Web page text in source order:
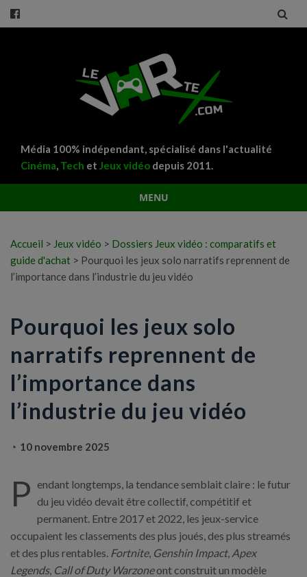
Média 100% indépendant, spécialisé dans l'actualité
Cinéma, Tech et Jeux vidéo depuis 2011.
MENU
Accueil > Jeux vidéo > Dossiers Jeux vidéo : comparatifs et
guide d'achat > Pourquoi les jeux solo narratifs reprennent de
l’importance dans l’industrie du jeu vidéo
Pourquoi les jeux solo
narratifs reprennent de
l’importance dans
l’industrie du jeu vidéo
10 novembre 2025
P endant longtemps, la tendance semblait claire : le futur
du jeu vidéo devait être collectif, compétitif et
permanent. Entre 2017 et 2022, les jeux-service
occupaient les classements des plus joués, des plus streamés
et des plus rentables. Fortnite, Genshin Impact, Apex
Legends, Call of Duty Warzoneont construit un modèle